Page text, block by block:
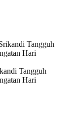
Tangguh
Hari